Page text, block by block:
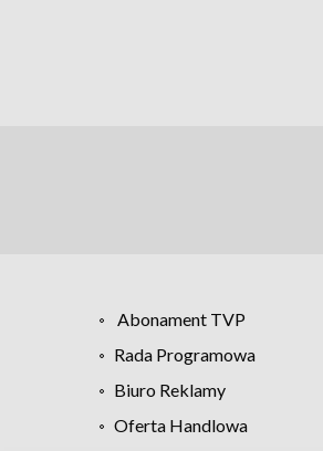
Abonament TVP
Rada Programowa
Biuro Reklamy
Oferta Handlowa